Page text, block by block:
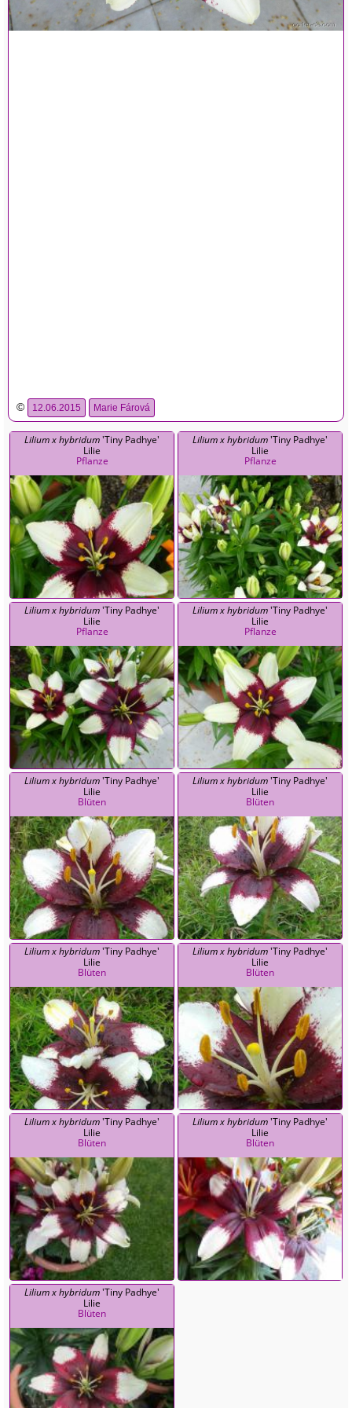
© 12.06.2015 Marie Fárová
Lilium x hybridum'Tiny Padhye'
Lilie
Pflanze
Lilium x hybridum'Tiny Padhye'
Lilie
Pflanze
Lilium x hybridum'Tiny Padhye'
Lilie
Pflanze
Lilium x hybridum'Tiny Padhye'
Lilie
Pflanze
Lilium x hybridum'Tiny Padhye'
Lilie
Blüten
Lilium x hybridum'Tiny Padhye'
Lilie
Blüten
Lilium x hybridum'Tiny Padhye'
Lilie
Blüten
Lilium x hybridum'Tiny Padhye'
Lilie
Blüten
Lilium x hybridum'Tiny Padhye'
Lilie
Blüten
Lilium x hybridum'Tiny Padhye'
Lilie
Blüten
Lilium x hybridum'Tiny Padhye'
Lilie
Blüten